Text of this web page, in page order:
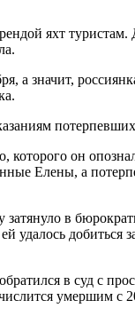
яхт
значит,
он
Елены, а
в
добиться
в суд с
умершим с